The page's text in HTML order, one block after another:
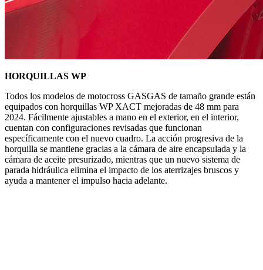
HORQUILLAS WP
Todos los modelos de motocross GASGAS de tamaño grande están
equipados con horquillas WP XACT mejoradas de 48 mm para
2024. Fácilmente ajustables a mano en el exterior, en el interior,
cuentan con configuraciones revisadas que funcionan
específicamente con el nuevo cuadro. La acción progresiva de la
horquilla se mantiene gracias a la cámara de aire encapsulada y la
cámara de aceite presurizado, mientras que un nuevo sistema de
parada hidráulica elimina el impacto de los aterrizajes bruscos y
ayuda a mantener el impulso hacia adelante.